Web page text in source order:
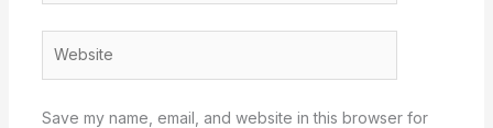
Save my name, email, and website in this browser for